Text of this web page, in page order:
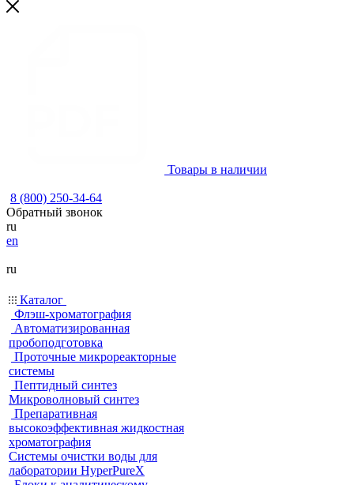
Товары в наличии
8 (800) 250-34-64
Обратный звонок
ru
en
ru
Каталог
Флэш-хроматография
Автоматизированная
пробоподготовка
Проточные микрореакторные
системы
Пептидный синтез
Микроволновый синтез
Препаративная
высокоэффективная жидкостная
хроматография
Системы очистки воды для
лаборатории HyperPureX